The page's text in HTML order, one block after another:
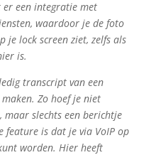
een integratie met
waardoor je de foto
je lock screen ziet, zelfs als
is.
transcript van een
Zo hoef je niet
slechts een berichtje
feature is dat je via VoIP op
worden. Hier heeft